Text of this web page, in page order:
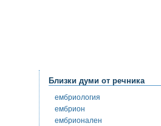
Близки думи от речника
ембриология
ембрион
ембрионален